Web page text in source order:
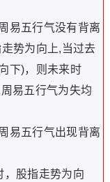
易五行气没有背离
势为向上,当过去
下)，则未来时
易五行气为失均
易五行气出现背离
，股指走势为向